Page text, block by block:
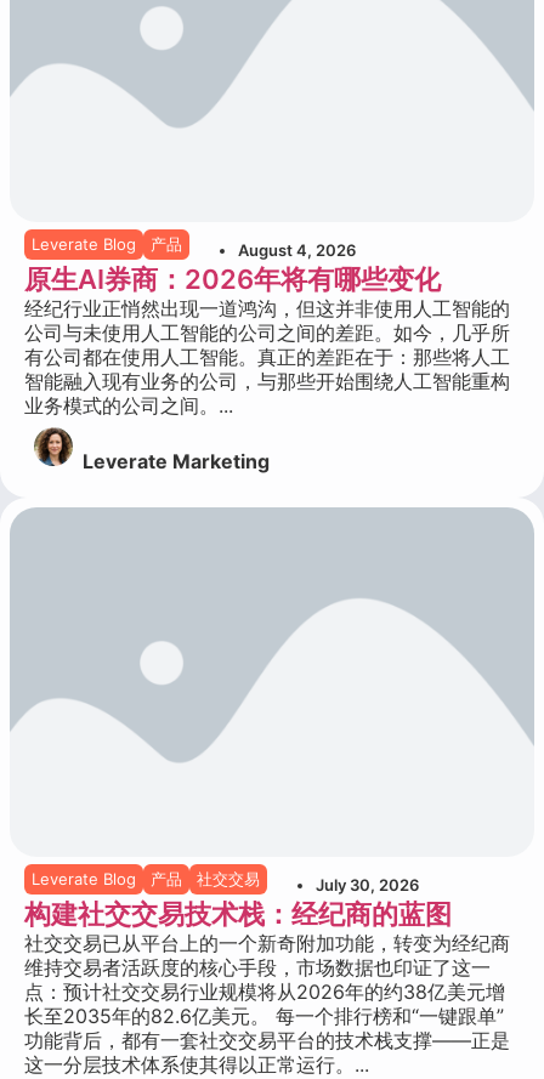
Leverate Blog 产品 August 4, 2026
原生AI券商：2026年将有哪些变化
经纪行业正悄然出现一道鸿沟，但这并非使用人工智能的
公司与未使用人工智能的公司之间的差距。如今，几乎所
有公司都在使用人工智能。真正的差距在于：那些将人工
智能融入现有业务的公司，与那些开始围绕人工智能重构
业务模式的公司之间。...
Leverate Marketing
Leverate Blog 产品 社交交易 July 30, 2026
构建社交交易技术栈：经纪商的蓝图
社交交易已从平台上的一个新奇附加功能，转变为经纪商
维持交易者活跃度的核心手段，市场数据也印证了这一
点：预计社交交易行业规模将从2026年的约38亿美元增
长至2035年的82.6亿美元。 每一个排行榜和“一键跟单”
功能背后，都有一套社交交易平台的技术栈支撑——正是
这一分层技术体系使其得以正常运行。...